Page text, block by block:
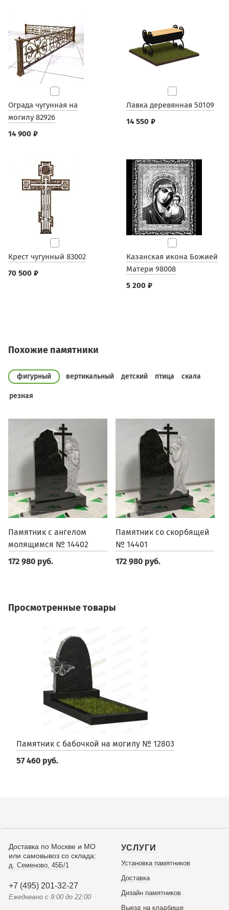
Ограда чугунная на
могилу 82926
14 900 ₽
Лавка деревянная 50109
14 550 ₽
Крест чугунный 83002
70 500 ₽
Казанская икона Божией
Матери 98008
5 200 ₽
Похожие памятники
фигурный вертикальный детский птица скала
резная
Памятник с ангелом
молящимся № 14402
172 980 руб.
Памятник со скорбящей
№ 14401
172 980 руб.
Просмотренные товары
Памятник с бабочкой на могилу № 12803
57 460 руб.
Доставка по Москве и МО
или самовывоз со склада:
д. Семеново, 45Б/1
+7 (495) 201-32-27
Ежедневно с 9:00 до 22:00
УСЛУГИ
Установка памятников
Доставка
Дизайн памятников
Выезд на кладбище